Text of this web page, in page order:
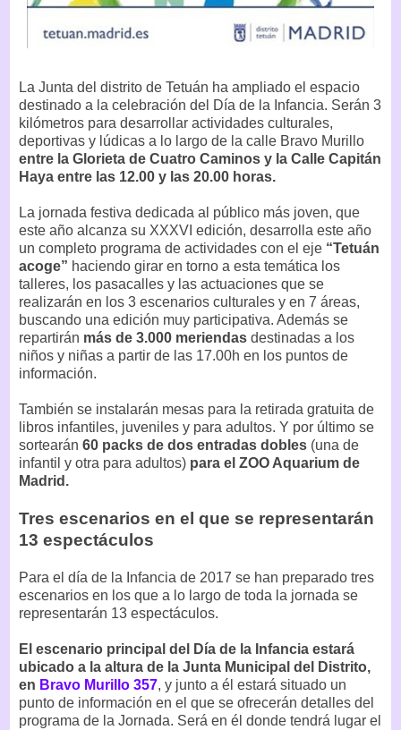
La Junta del distrito de Tetuán ha ampliado el espacio
destinado a la celebración del Día de la Infancia. Serán 3
kilómetros para desarrollar actividades culturales,
deportivas y lúdicas a lo largo de la calle Bravo Murillo
entre la Glorieta de Cuatro Caminos y la Calle Capitán
Haya entre las 12.00 y las 20.00 horas.
La jornada festiva dedicada al público más joven, que
este año alcanza su XXXVI edición, desarrolla este año
un completo programa de actividades con el eje “Tetuán
acoge” haciendo girar en torno a esta temática los
talleres, los pasacalles y las actuaciones que se
realizarán en los 3 escenarios culturales y en 7 áreas,
buscando una edición muy participativa. Además se
repartirán más de 3.000 meriendas destinadas a los
niños y niñas a partir de las 17.00h en los puntos de
información.
También se instalarán mesas para la retirada gratuita de
libros infantiles, juveniles y para adultos. Y por último se
sortearán 60 packs de dos entradas dobles (una de
infantil y otra para adultos) para el ZOO Aquarium de
Madrid.
Tres escenarios en el que se representarán
13 espectáculos
Para el día de la Infancia de 2017 se han preparado tres
escenarios en los que a lo largo de toda la jornada se
representarán 13 espectáculos.
El escenario principal del Día de la Infancia estará
ubicado a la altura de la Junta Municipal del Distrito,
en Bravo Murillo 357, y junto a él estará situado un
punto de información en el que se ofrecerán detalles del
programa de la Jornada. Será en él donde tendrá lugar el